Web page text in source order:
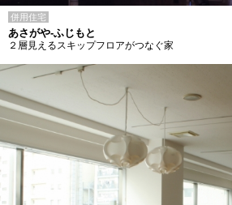
併用住宅
あさがや-ふじもと
２層見えるスキップフロアがつなぐ家